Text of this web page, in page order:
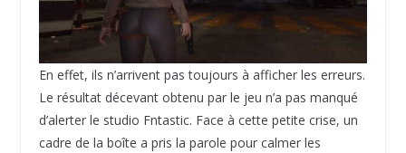
En effet, ils n’arrivent pas toujours à afficher les erreurs.
Le résultat décevant obtenu par le jeu n’a pas manqué
d’alerter le studio Fntastic. Face à cette petite crise, un
cadre de la boîte a pris la parole pour calmer les